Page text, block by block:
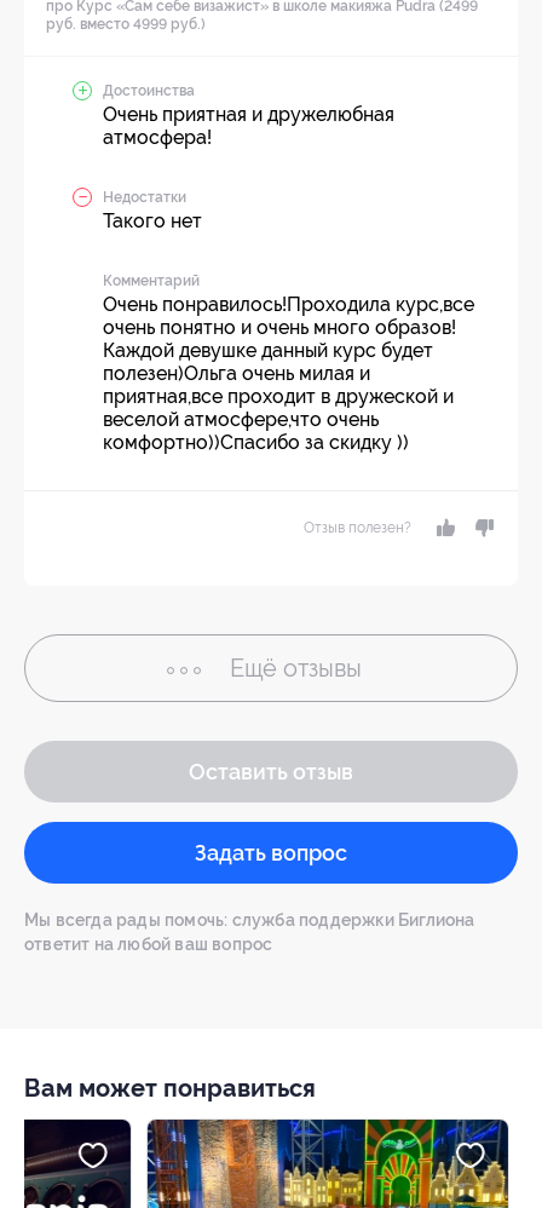
про Курс «Сам себе визажист» в школе макияжа Pudra (2499
руб. вместо 4999 руб.)
Достоинства
Очень приятная и дружелюбная
атмосфера!
Недостатки
Такого нет
Комментарий
Очень понравилось!Проходила курс,все
очень понятно и очень много образов!
Каждой девушке данный курс будет
полезен)Ольга очень милая и
приятная,все проходит в дружеской и
веселой атмосфере,что очень
комфортно))Спасибо за скидку ))
Отзыв полезен?
Ещё отзывы
Оставить отзыв
Задать вопрос
Мы всегда рады помочь: служба поддержки Биглиона
ответит на любой ваш вопрос
Вам может понравиться